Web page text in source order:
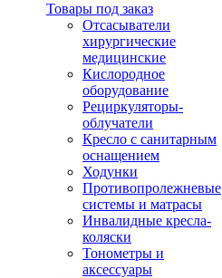
Товары под заказ
Отсасыватели
хирургические
медицинские
Кислородное
оборудование
Рециркуляторы-
облучатели
Кресло с санитарным
оснащением
Ходунки
Противопролежневые
системы и матрасы
Инвалидные кресла-
коляски
Тонометры и
аксессуары